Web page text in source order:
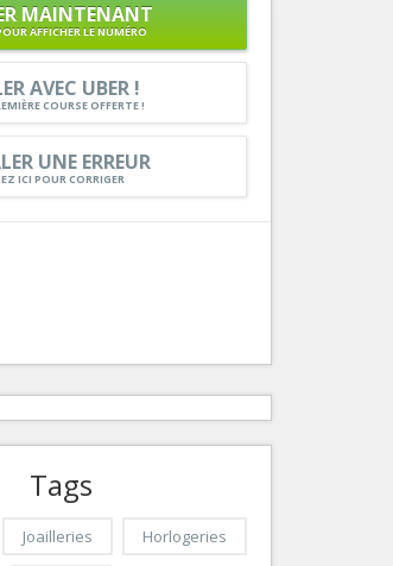
Loisirs
Plages, sports, ...
Tourisme, ...
MAINTENANT
AFFICHER LE NUMÉRO
AVEC UBER !
COURSE OFFERTE !
UNE ERREUR
ICI POUR CORRIGER
Tags
Joailleries Horlogeries